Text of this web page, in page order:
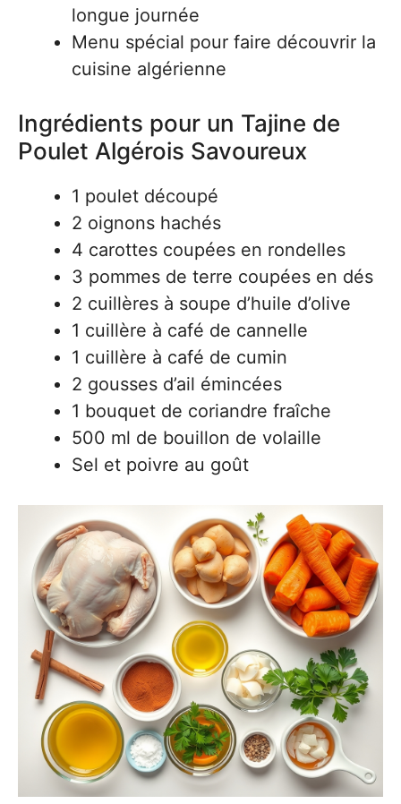
longue journée
Menu spécial pour faire découvrir la
cuisine algérienne
Ingrédients pour un Tajine de
Poulet Algérois Savoureux
1 poulet découpé
2 oignons hachés
4 carottes coupées en rondelles
3 pommes de terre coupées en dés
2 cuillères à soupe d’huile d’olive
1 cuillère à café de cannelle
1 cuillère à café de cumin
2 gousses d’ail émincées
1 bouquet de coriandre fraîche
500 ml de bouillon de volaille
Sel et poivre au goût